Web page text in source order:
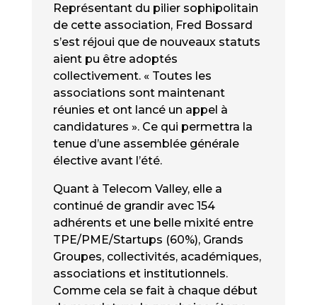
Représentant du pilier sophipolitain
de cette association, Fred Bossard
s’est réjoui que de nouveaux statuts
aient pu être adoptés
collectivement. « Toutes les
associations sont maintenant
réunies et ont lancé un appel à
candidatures ». Ce qui permettra la
tenue d’une assemblée générale
élective avant l’été.
Quant à Telecom Valley, elle a
continué de grandir avec 154
adhérents et une belle mixité entre
TPE/PME/Startups (60%), Grands
Groupes, collectivités, académiques,
associations et institutionnels.
Comme cela se fait à chaque début